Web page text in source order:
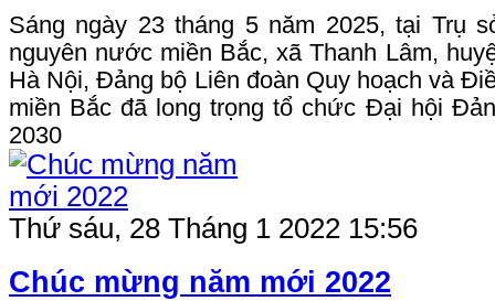
Sáng ngày 23 tháng 5 năm 2025, tại Trụ
nguyên nước miền Bắc, xã Thanh Lâm,
Hà Nội, Đảng bộ Liên đoàn Quy hoạch và
miền Bắc đã long trọng tổ chức Đại hội
2030
Thứ sáu, 28 Tháng 1 2022 15:56
Chúc mừng năm mới 2022